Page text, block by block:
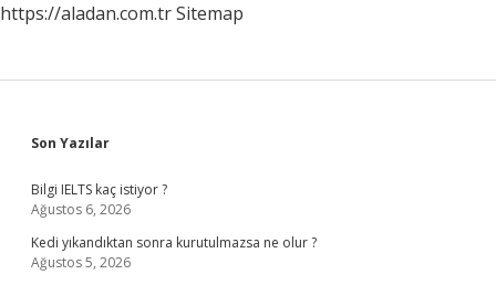
https://aladan.com.trSitemap
Sidebar
Son Yazılar
Bilgi IELTS kaç istiyor ?
Ağustos 6, 2026
Kedi yıkandıktan sonra kurutulmazsa ne olur ?
Ağustos 5, 2026